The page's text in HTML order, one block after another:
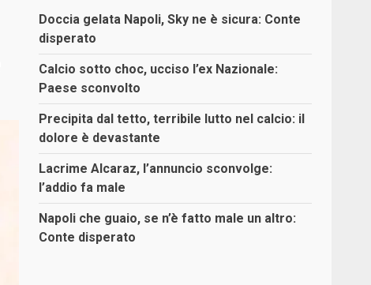
Doccia gelata Napoli, Sky ne è sicura: Conte
disperato
Calcio sotto choc, ucciso l’ex Nazionale:
Paese sconvolto
Precipita dal tetto, terribile lutto nel calcio: il
dolore è devastante
Lacrime Alcaraz, l’annuncio sconvolge:
l’addio fa male
Napoli che guaio, se n’è fatto male un altro:
Conte disperato